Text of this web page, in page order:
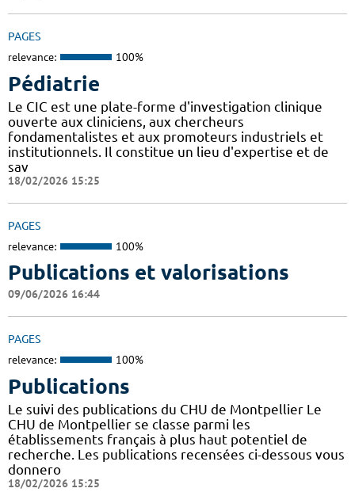
PAGES
relevance: 100%
Pédiatrie
Le CIC est une plate-forme d'investigation clinique
ouverte aux cliniciens, aux chercheurs
fondamentalistes et aux promoteurs industriels et
institutionnels. Il constitue un lieu d'expertise et de
sav
18/02/2026 15:25
PAGES
relevance: 100%
Publications et valorisations
09/06/2026 16:44
PAGES
relevance: 100%
Publications
Le suivi des publications du CHU de Montpellier Le
CHU de Montpellier se classe parmi les
établissements français à plus haut potentiel de
recherche. Les publications recensées ci-dessous vous
donnero
18/02/2026 15:25